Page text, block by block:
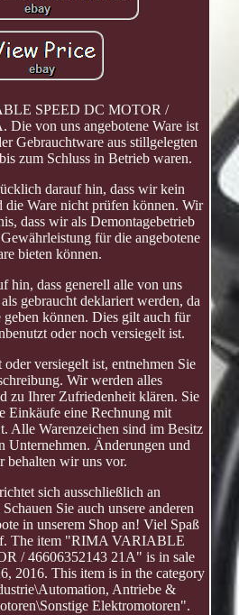
SPEED DC MOTOR /
Die von uns angebotene Ware ist
Gebrauchtware aus stillgelegten
zum Schluss in Betrieb waren.
darauf hin, dass wir kein
die Ware nicht prüfen können. Wir
dass wir als Demontagebetrieb
für die angebotene
bieten können.
hin, dass generell alle von uns
gebraucht deklariert werden, da
können. Dies gilt auch für
oder noch versiegelt ist.
versiegelt ist, entnehmen Sie
Wir werden alles
zu Ihrer Zufriedenheit klären. Sie
Einkäufe eine Rechnung mit
Alle Warenzeichen sind im Besitz
Unternehmen. Änderungen und
behalten wir uns vor.
sich ausschließlich an
Sie auch unsere anderen
in unserem Shop an! Viel Spaß
The item "RIMA VARIABLE
/ 46606352143 21A" is in sale
2016. This item is in the category
Antriebe &
Elektromotoren".